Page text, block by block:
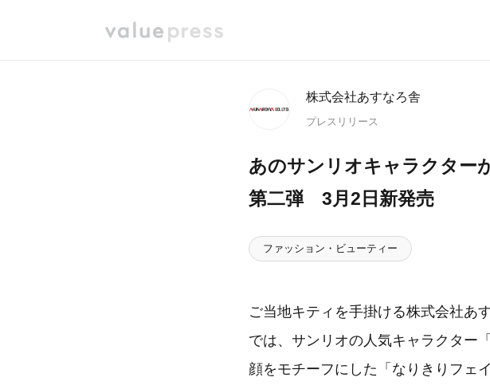
株式会社あすなろ舎
プレスリリース
あのサンリオキャラクター
第二弾 3月2日新発売
ファッション・ビューティー
ご当地キティを手掛ける株式会社あ
では、サンリオの人気キャラクター
顔をモチーフにした「なりきりフェ